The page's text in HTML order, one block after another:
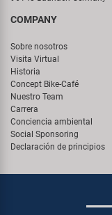
COMPANY
Sobre nosotros
Visita Virtual
Historia
Concept Bike-Café
Nuestro Team
Carrera
Conciencia ambiental
Social Sponsoring
Declaración de principios